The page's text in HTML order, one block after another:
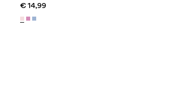
€ 14,99